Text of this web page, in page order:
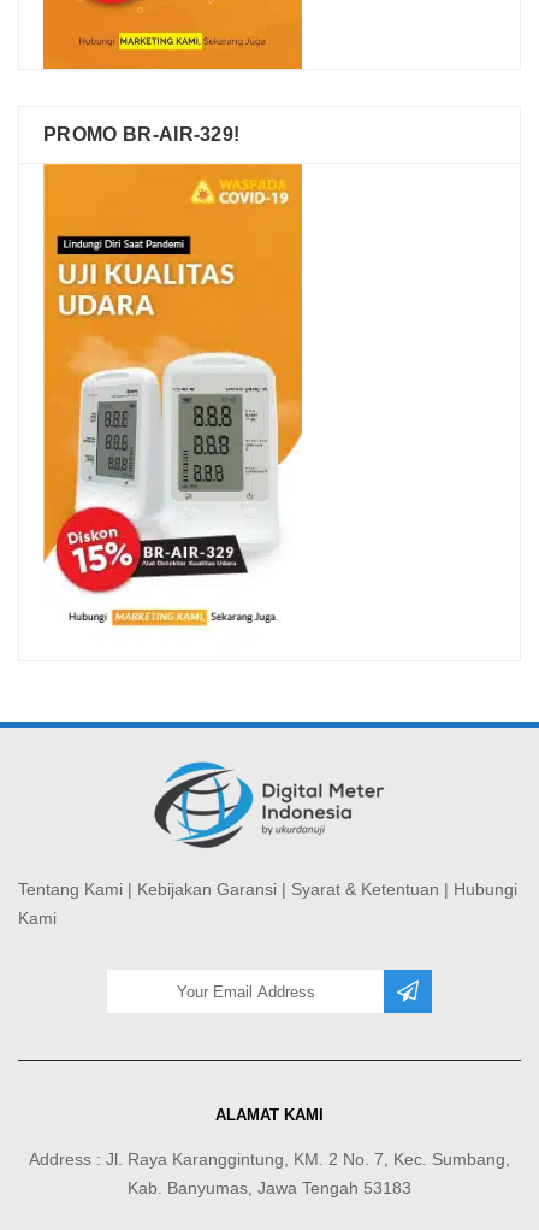
PROMO BR-AIR-329!
Tentang Kami | Kebijakan Garansi | Syarat & Ketentuan | Hubungi
Kami
ALAMAT KAMI
Address : Jl. Raya Karanggintung, KM. 2 No. 7, Kec. Sumbang,
Kab. Banyumas, Jawa Tengah 53183